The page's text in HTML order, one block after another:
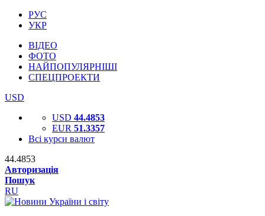
РУС
УКР
ВІДЕО
ФОТО
НАЙПОПУЛЯРНІШІ
СПЕЦПРОЕКТИ
USD
USD 44.4853
EUR 51.3357
Всі курси валют
44.4853
Авторизація
Пошук
RU